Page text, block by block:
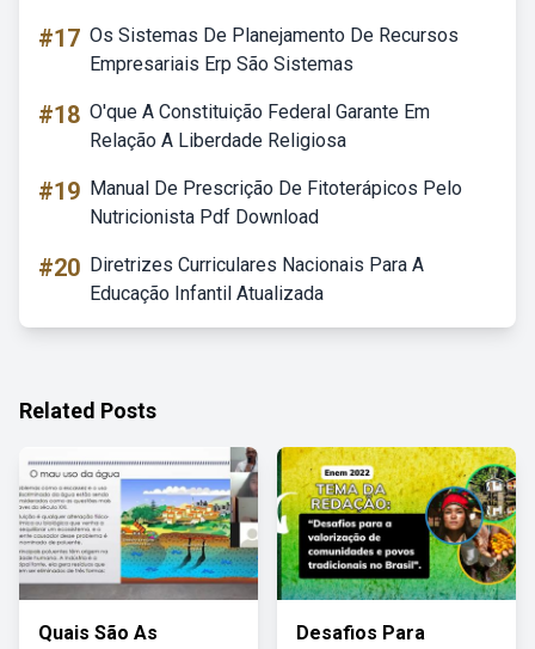
#17 Os Sistemas De Planejamento De Recursos
Empresariais Erp São Sistemas
#18 O'que A Constituição Federal Garante Em
Relação A Liberdade Religiosa
#19 Manual De Prescrição De Fitoterápicos Pelo
Nutricionista Pdf Download
#20 Diretrizes Curriculares Nacionais Para A
Educação Infantil Atualizada
Related Posts
Quais São As
Desafios Para